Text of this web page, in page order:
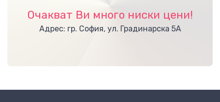
Очакват Ви много ниски цени!
Адрес: гр. София, ул. Градинарска 5А